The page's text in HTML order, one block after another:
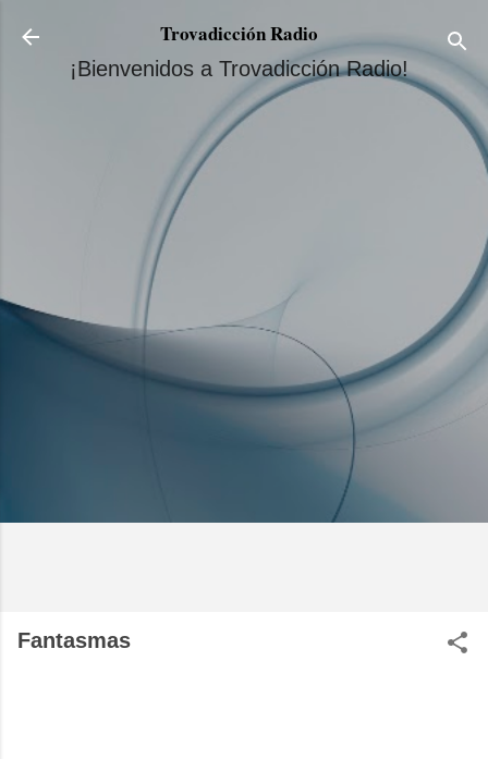
Ir al contenido principal
Trovadicción Radio
¡Bienvenidos a Trovadicción Radio!
Fantasmas